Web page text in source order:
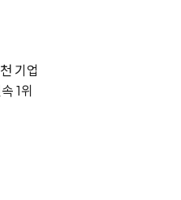
기업
1위